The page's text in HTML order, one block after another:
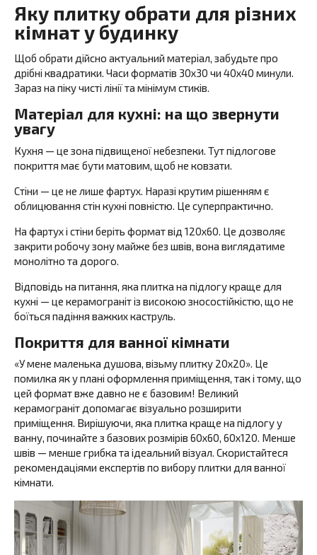
Яку плитку обрати для різних
кімнат у будинку
Щоб обрати дійсно актуальний матеріал, забудьте про
дрібні квадратики. Часи форматів 30х30 чи 40х40 минули.
Зараз на піку чисті лінії та мінімум стиків.
Матеріал для кухні: на що звернути
увагу
Кухня — це зона підвищеної небезпеки. Тут підлогове
покриття має бути матовим, щоб не ковзати.
Стіни — це не лише фартух. Наразі крутим рішенням є
облицювання стін кухні повністю. Це суперпрактично.
На фартух і стіни беріть формат від 120х60. Це дозволяє
закрити робочу зону майже без швів, вона виглядатиме
монолітно та дорого.
Відповідь на питання, яка плитка на підлогу краще для
кухні — це керамограніт із високою зносостійкістю, що не
боїться падіння важких каструль.
Покриття для ванної кімнати
«У мене маленька душова, візьму плитку 20х20». Це
помилка як у плані оформлення приміщення, так і тому, що
цей формат вже давно не є базовим! Великий
керамограніт допомагає візуально розширити
приміщення. Вирішуючи, яка плитка краще на підлогу у
ванну, починайте з базових розмірів 60х60, 60х120. Менше
швів — менше грибка та ідеальний візуал. Скористайтеся
рекомендаціями експертів по вибору плитки для ванної
кімнати.